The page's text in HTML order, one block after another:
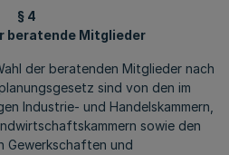
§ 4
beratende Mitglieder
der beratenden Mitglieder nach
sind von den im
Industrie- und Handelskammern,
sowie den
Gewerkschaften und